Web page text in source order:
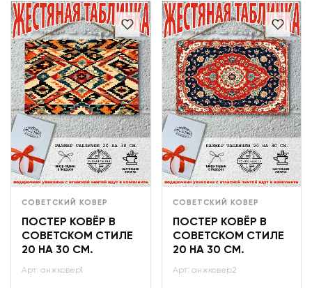
СОВЕТСКИЙ КОВЕР
ПОСТЕР КОВЁР В
СОВЕТСКОМ СТИЛЕ
20 НА 30 СМ.
Арт: анжковер1
СОВЕТСКИЙ КОВЕР
ПОСТЕР КОВЁР В
СОВЕТСКОМ СТИЛЕ
20 НА 30 СМ.
Арт: анжковер2